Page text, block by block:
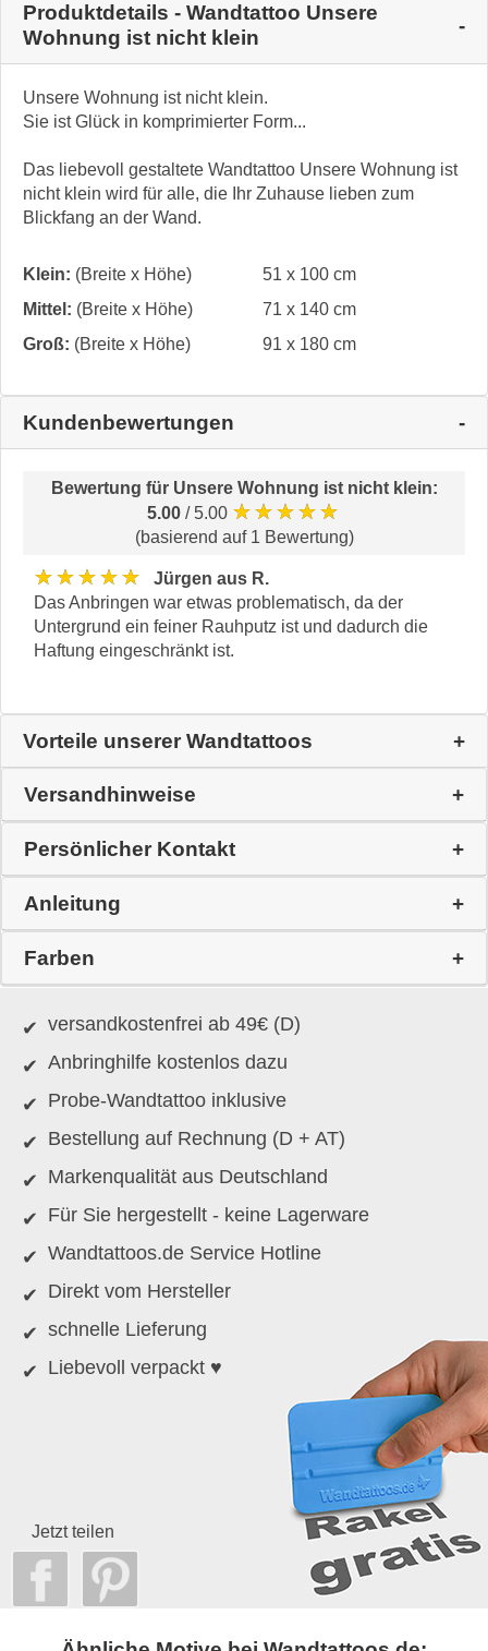
Produktdetails - Wandtattoo Unsere
Wohnung ist nicht klein
Unsere Wohnung ist nicht klein.
Sie ist Glück in komprimierter Form...
Das liebevoll gestaltete Wandtattoo Unsere Wohnung ist
nicht klein wird für alle, die Ihr Zuhause lieben zum
Blickfang an der Wand.
Klein: (Breite x Höhe)
51 x 100 cm
Mittel: (Breite x Höhe)
71 x 140 cm
Groß: (Breite x Höhe) 91 x 180 cm
Kundenbewertungen
Bewertung für Unsere Wohnung ist nicht klein:
5.00 / 5.00 ★★★★★
(basierend auf 1 Bewertung)
★★★★★
Jürgen aus R.
Das Anbringen war etwas problematisch, da der
Untergrund ein feiner Rauhputz ist und dadurch die
Haftung eingeschränkt ist.
Vorteile unserer Wandtattoos
Versandhinweise
Persönlicher Kontakt
Anleitung
Farben
versandkostenfrei ab 49€ (D)
Anbringhilfe kostenlos dazu
Probe-Wandtattoo inklusive
Bestellung auf Rechnung (D + AT)
Markenqualität aus Deutschland
Für Sie hergestellt - keine Lagerware
Wandtattoos.de Service Hotline
Direkt vom Hersteller
schnelle Lieferung
Liebevoll verpackt ♥
Jetzt teilen